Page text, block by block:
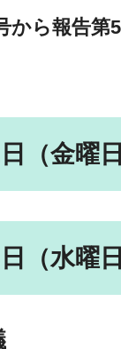
から報告第
（金曜
（水曜